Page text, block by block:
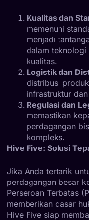
Kualitas dan
memenuhi
menjadi
dalam teknologi
kualitas.
Logistik dan
distribusi
infrastruktur
Regulasi dan
memastikan
perdagangan
kompleks.
Hive Five: Solusi
Jika Anda tertarik
perdagangan besar
Perseroan Terbatas
memberikan dasar
Hive Five siap